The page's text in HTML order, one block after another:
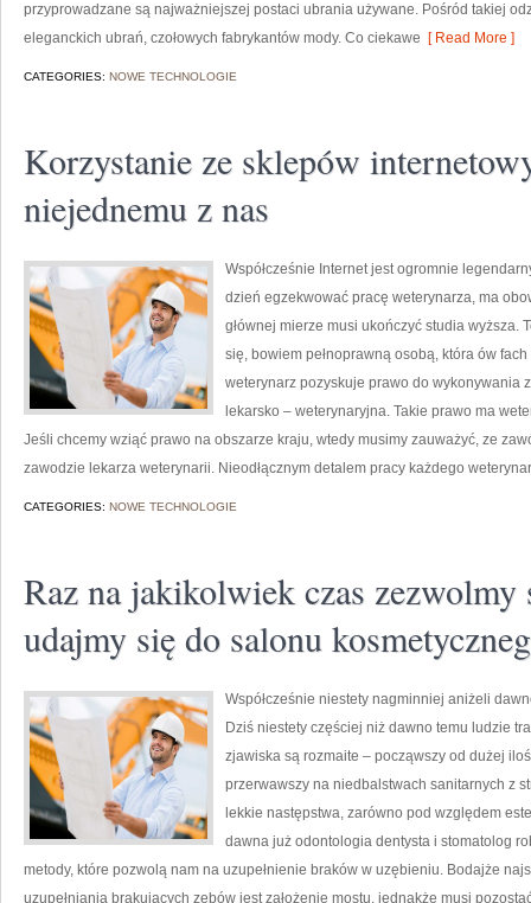
przyprowadzane są najważniejszej postaci ubrania używane. Pośród takiej
eleganckich ubrań, czołowych fabrykantów mody. Co ciekawe [ Read More ]
CATEGORIES: NOWE TECHNOLOGIE
Korzystanie ze sklepów
niejednemu z nas
Współcześnie Internet jest ogromnie
dzień egzekwować pracę weterynarza, ma
głównej mierze musi ukończyć studia wyższa.
się, bowiem pełnoprawną osobą, która ów
weterynarz pozyskuje prawo do wykonywania
lekarsko – weterynaryjna. Takie prawo ma
Jeśli chcemy wziąć prawo na obszarze kraju, wtedy musimy zauważyć, ze
zawodzie lekarza weterynarii. Nieodłącznym detalem pracy każdego
CATEGORIES: NOWE TECHNOLOGIE
Raz na jakikolwiek czas zezwolmy
udajmy się do salonu
Współcześnie niestety nagminniej aniżeli
Dziś niestety częściej niż dawno temu ludzie
zjawiska są rozmaite – począwszy od dużej
przerwawszy na niedbalstwach sanitarnych z
lekkie następstwa, zarówno pod względem
dawna już odontologia dentysta i stomatolog
metody, które pozwolą nam na uzupełnienie braków w uzębieniu. Bodajże
uzupełniania brakujących zębów jest założenie mostu, jednakże musi